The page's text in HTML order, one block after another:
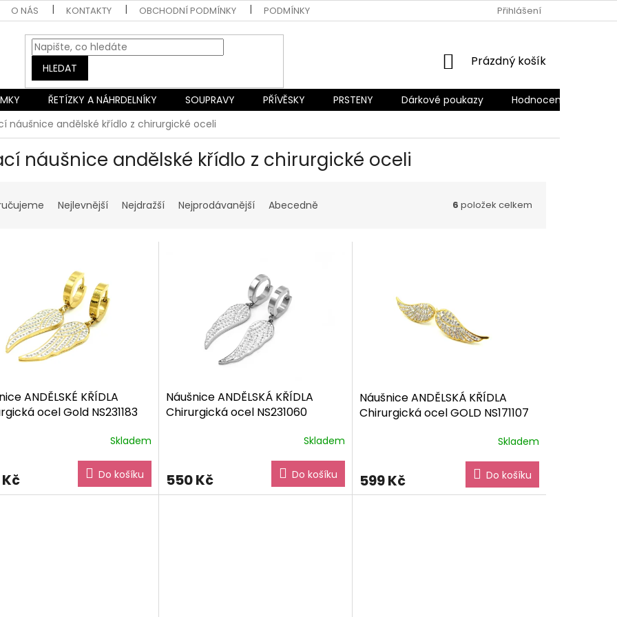
O NÁS KONTAKTY OBCHODNÍ PODMÍNKY PODMÍNKY OCHRANY OSOBNÍCH ÚDAJŮ REKLAMACE A VRÁCENÍ ZBOŽÍ
Přihlášení
HLEDAT
NÁKUPNÍ
Prázdný košík
ŘETÍZKY A NÁHRDELNÍKY SOUPRAVY PŘÍVĚSKY PRSTENY Dárkové poukazy
Hodnocení obchodu
náušnice andělské křídlo z chirurgické oceli
náušnice andělské křídlo z chirurgické oceli
Nejlevnější Nejdražší Nejprodávanější Abecedně 6 položek celkem
ANDĚLSKÉ KŘÍDLA
ocel Gold NS231183
Skladem
Do košíku
Náušnice ANDĚLSKÁ KŘÍDLA
Chirurgická ocel NS231060
Skladem
550 Kč Do košíku
Náušnice ANDĚLSKÁ KŘÍDLA
Chirurgická ocel GOLD NS171107
Skladem
599 Kč Do košíku